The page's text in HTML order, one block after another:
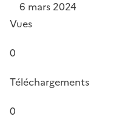
6 mars 2024
Vues
0
Téléchargements
0